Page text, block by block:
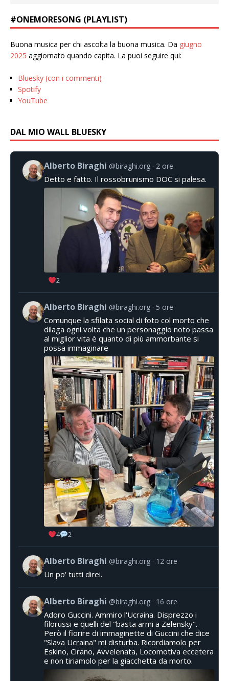
#ONEMORESONG (PLAYLIST)
Buona musica per chi ascolta la buona musica. Da giugno
2025 aggiornato quando capita. La puoi seguire qui:
Bluesky (con i commenti)
Spotify
YouTube
DAL MIO WALL BLUESKY
Alberto Biraghi @biraghi.org 2 ore
Detto e fatto. Il rossobrunismo DOC si palesa.
2
Alberto Biraghi @biraghi.org 5 ore
Comunque la sfilata social di foto col morto che
dilaga ogni volta che un personaggio noto passa
al miglior vita è quanto di più ammorbante si
possa immaginare
4 2
Alberto Biraghi @biraghi.org 12 ore
Un po' tutti direi.
Alberto Biraghi @biraghi.org 16 ore
Adoro Guccini. Ammiro l'Ucraina. Disprezzo i
filorussi e quelli del "basta armi a Zelensky".
Però il fiorire di immaginette di Guccini che dice
"Slava Ucraina" mi disturba. Ricordiamolo per
Eskino, Cirano, Avvelenata, Locomotiva eccetera
e non tiriamolo per la giacchetta da morto.